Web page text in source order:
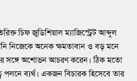
চিফ জুডিশিয়াল ম্যাজিস্ট্রেট আব্দুল
নিজেকে অনেক ক্ষমতাবান ও বড় মনে
সঙ্গে অশোভন আচরণ করেন। ঠিক মতো
পলনে ব্যর্থ। একজন বিচারক হিসেবে তার